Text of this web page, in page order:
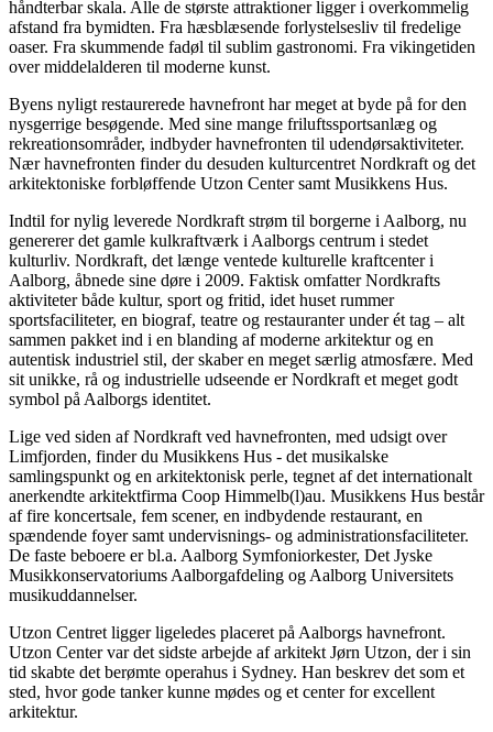
håndterbar skala. Alle de største attraktioner ligger i overkommelig
afstand fra bymidten. Fra hæsblæsende forlystelsesliv til fredelige
oaser. Fra skummende fadøl til sublim gastronomi. Fra vikingetiden
over middelalderen til moderne kunst.
Byens nyligt restaurerede havnefront har meget at byde på for den
nysgerrige besøgende. Med sine mange friluftssportsanlæg og
rekreationsområder, indbyder havnefronten til udendørsaktiviteter.
Nær havnefronten finder du desuden kulturcentret Nordkraft og det
arkitektoniske forbløffende Utzon Center samt Musikkens Hus.
Indtil for nylig leverede Nordkraft strøm til borgerne i Aalborg, nu
genererer det gamle kulkraftværk i Aalborgs centrum i stedet
kulturliv. Nordkraft, det længe ventede kulturelle kraftcenter i
Aalborg, åbnede sine døre i 2009. Faktisk omfatter Nordkrafts
aktiviteter både kultur, sport og fritid, idet huset rummer
sportsfaciliteter, en biograf, teatre og restauranter under ét tag – alt
sammen pakket ind i en blanding af moderne arkitektur og en
autentisk industriel stil, der skaber en meget særlig atmosfære. Med
sit unikke, rå og industrielle udseende er Nordkraft et meget godt
symbol på Aalborgs identitet.
Lige ved siden af Nordkraft ved havnefronten, med udsigt over
Limfjorden, finder du Musikkens Hus - det musikalske
samlingspunkt og en arkitektonisk perle, tegnet af det internationalt
anerkendte arkitektfirma Coop Himmelb(l)au. Musikkens Hus består
af fire koncertsale, fem scener, en indbydende restaurant, en
spændende foyer samt undervisnings- og administrationsfaciliteter.
De faste beboere er bl.a. Aalborg Symfoniorkester, Det Jyske
Musikkonservatoriums Aalborgafdeling og Aalborg Universitets
musikuddannelser.
Utzon Centret ligger ligeledes placeret på Aalborgs havnefront.
Utzon Center var det sidste arbejde af arkitekt Jørn Utzon, der i sin
tid skabte det berømte operahus i Sydney. Han beskrev det som et
sted, hvor gode tanker kunne mødes og et center for excellent
arkitektur.